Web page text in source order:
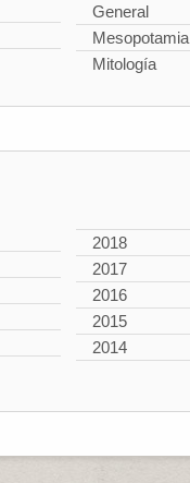
General
Mesopotamia
Mitología
2018
2017
2016
2015
2014